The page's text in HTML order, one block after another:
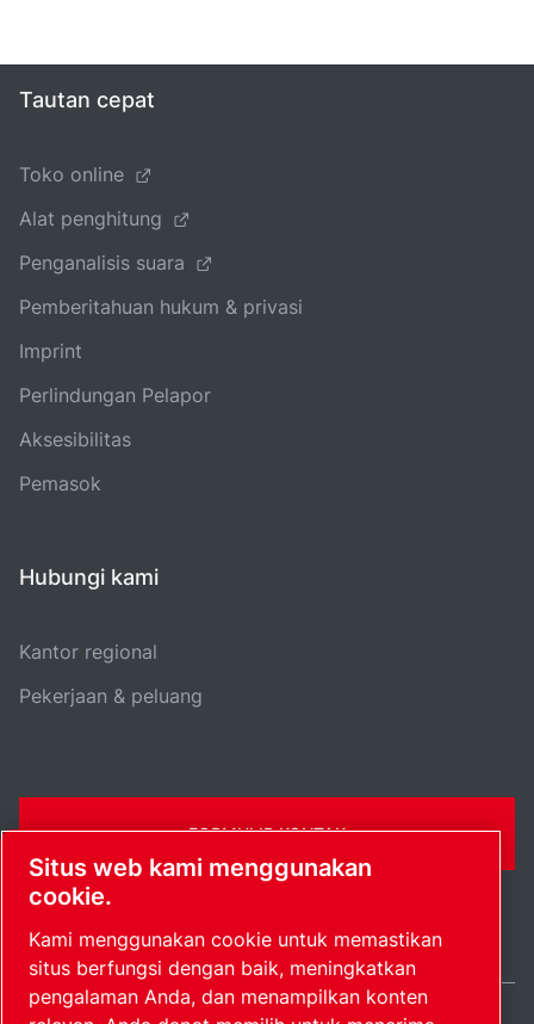
Tautan cepat
Toko online
Alat penghitung
Penganalisis suara
Pemberitahuan hukum & privasi
Imprint
Perlindungan Pelapor
Aksesibilitas
Pemasok
Hubungi kami
Kantor regional
Pekerjaan & peluang
FORMULIR KONTAK
Situs web kami menggunakan
cookie.
Kami menggunakan cookie untuk memastikan
situs berfungsi dengan baik, meningkatkan
pengalaman Anda, dan menampilkan konten